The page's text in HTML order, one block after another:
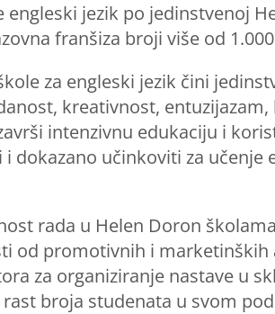
jezik po jedinstvenoj
franšiza broji više od
za engleski jezik čini
kreativnost,
intenzivnu edukaciju i
dokazano učinkoviti za učenje
rada u Helen Doron
od promotivnih i
za organiziranje nastave u
broja studenata u svom